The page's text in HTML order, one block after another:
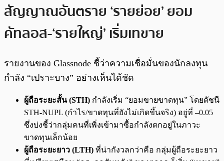
สัญญาณอันตราย ‘รายย่อย’ ยอม
คัทลอส-‘รายใหญ่’ เริ่มเทขาย
รายงานของ Glassnode ชี้ว่าความเชื่อมั่นของนักลงทุน
กำลัง “เปราะบาง” อย่างเห็นได้ชัด
ผู้ถือระยะสั้น (STH) กำลังเริ่ม “ยอมขายขาดทุน” โดยดัชนี
STH-NUPL (กำไร/ขาดทุนที่ยังไม่เกิดขึ้นจริง) อยู่ที่ –0.05
ซึ่งบ่งชี้ว่ากลุ่มคนที่เพิ่งเข้ามาซื้อกำลังตกอยู่ในภาวะ
ขาดทุนเล็กน้อย
ผู้ถือระยะยาว (LTH) ที่น่ากังวลกว่าคือ กลุ่มผู้ถือระยะยาว